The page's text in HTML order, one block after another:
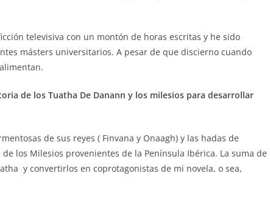
televisiva con un montón de horas escritas y he sido
másters universitarios. A pesar de que discierno cuando
de los Tuatha De Danann y los milesios para desarrollar
de sus reyes ( Finvana y Onaagh) y las hadas de
los Milesios provenientes de la Península Ibérica. La suma de
y convertirlos en coprotagonistas de mi novela, o sea,